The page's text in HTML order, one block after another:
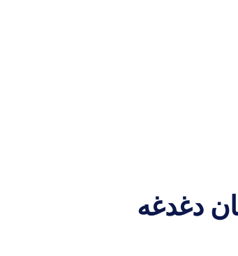
دغدغه